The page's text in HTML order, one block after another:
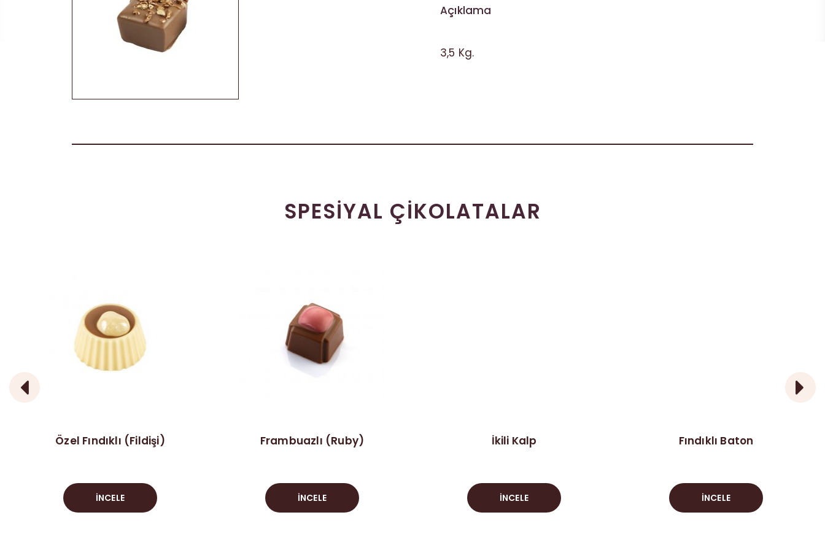
Akide Şekeri Açıklama
3,5 Kg.
SPESIYAL ÇIKOLATALAR
Özel Fındıklı (Fildişi)
İNCELE
Frambuazlı (Ruby)
İNCELE
İkili Kalp
İNCELE
Fındıklı Baton
İNCELE